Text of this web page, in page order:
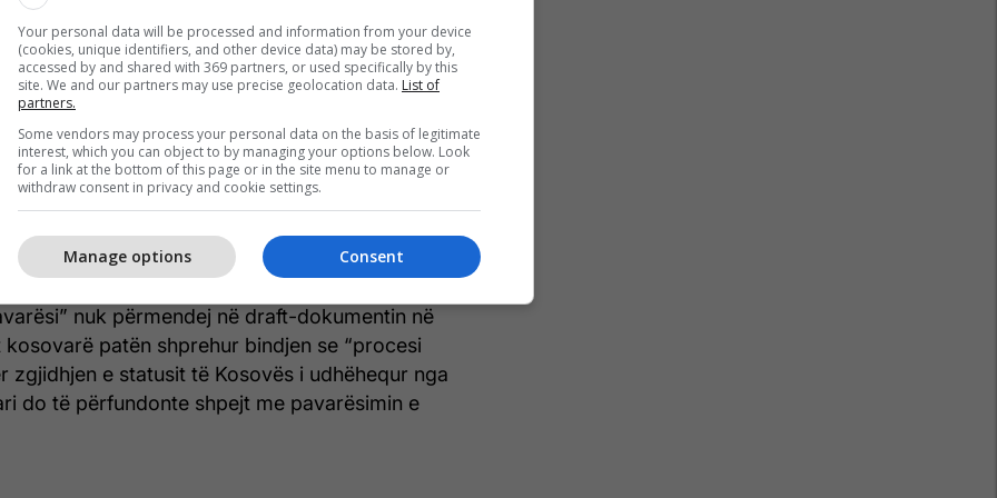
civile dhe ushtarake në Kosovë për të
e Marrëveshjes dhe për të ndihmuar autoritetet
në sigurimin e paqes dhe stabilitetit në gjithë
mbështetjen e autoriteteve kosovare,
nga Qeveria e Serbisë, e cila e cilësonte
për shkak se, siç thuhej, prek sovranitetin
nuk përmendej në draft-dokumentin në
patën shprehur bindjen se “procesi
zgjidhjen e statusit të Kosovës i udhëhequr nga
do të përfundonte shpejt me pavarësimin e
Your personal data will be processed and information from your device
(cookies, unique identifiers, and other device data) may be stored by,
accessed by and shared with 369 partners, or used specifically by this
site. We and our partners may use precise geolocation data. List of
partners.
Some vendors may process your personal data on the basis of legitimate
interest, which you can object to by managing your options below. Look
for a link at the bottom of this page or in the site menu to manage or
withdraw consent in privacy and cookie settings.
Consent
Manage options